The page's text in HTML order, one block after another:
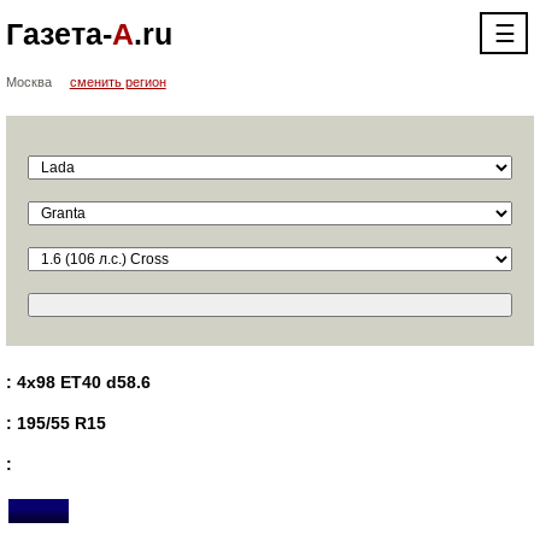
Газета-А.ru ☰
Москва сменить регион
: 4x98 ET40 d58.6
: 195/55 R15
: